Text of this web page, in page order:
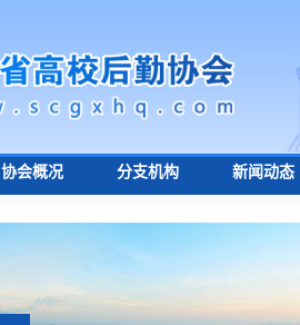
协会概况 分支机构 新闻动态